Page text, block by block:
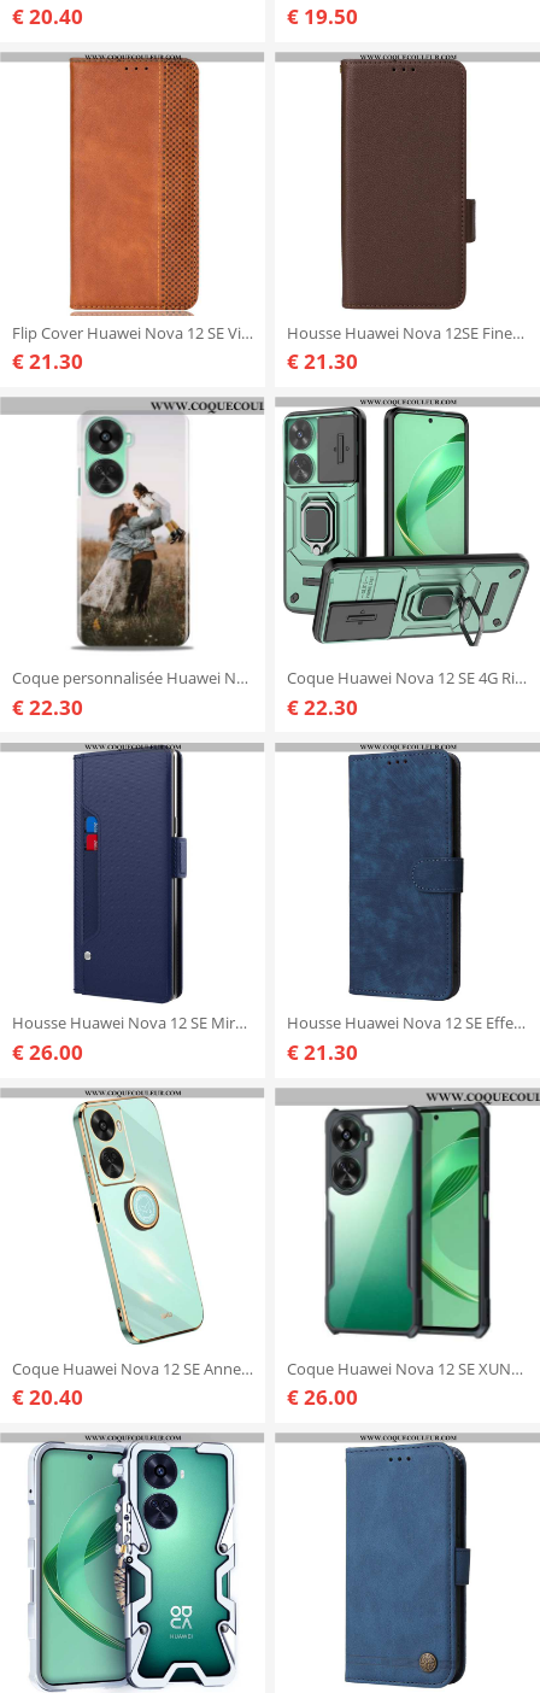
€ 20.40 € 19.50
Flip Cover Huawei Nova 12 SE Vintage
€ 21.30
Housse Huawei Nova 12SE Finesse à Lanière
€ 21.30
Coque personnalisée Huawei Nova 12 SE
€ 22.30
Coque Huawei Nova 12 SE 4G Ring Résistante Protecteur Objectif Coulissant
€ 22.30
Housse Huawei Nova 12 SE Miroir et Porte-Cartes Amovible
€ 26.00
Housse Huawei Nova 12 SE Effet Daim Protection RFID
€ 21.30
Coque Huawei Nova 12 SE Anneau-Support XINLI
€ 20.40
Coque Huawei Nova 12 SE XUNDD
€ 26.00